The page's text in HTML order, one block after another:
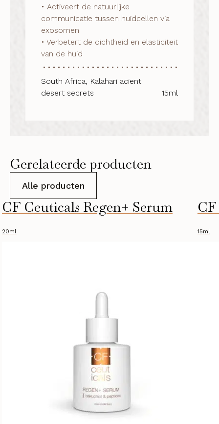
Gerelateerde producten
Alle producten
CF Ceuticals Regen+ Serum
20ml 15ml
• Activeert de natuurlijke
communicatie tussen huidcellen via
exosomen
• Verbetert de dichtheid en elasticiteit
van de huid
South Africa, Kalahari acient
desert secrets
15ml